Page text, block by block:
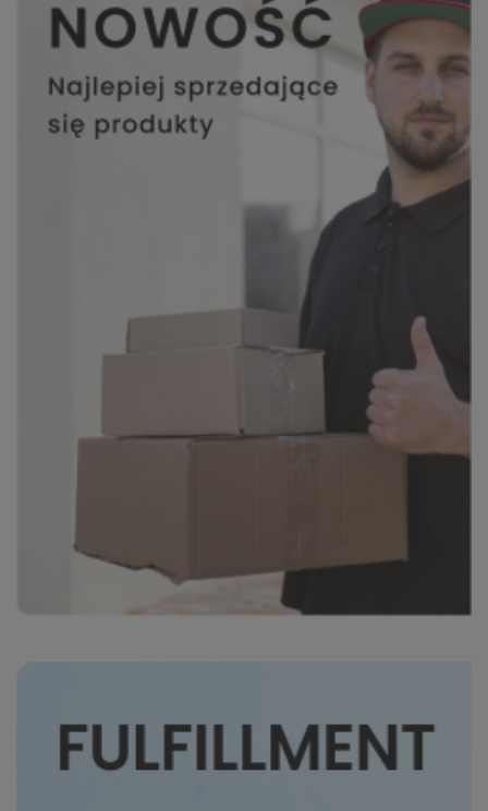
uprawnienia.
Działania DK INVESTMENT GROUP
Sp. z o.o. związane z
gromadzeniem i
przetwarzaniem wszelkich
danych są ukierunkowane na
pełnego bezpieczeństwa oraz
legalności przetwarzania na
poziomie odpowiednim do
obowiązującego w Polsce prawa
ochrony danych osobowych, w
tym Rozporządzenia
Parlamentu Europejskiego i
kwietnia 2016 r. w sprawie
danych osobowych i w sprawie
swobodnego przepływu takich
zewnętrzne linki umożliwiające
bezpośrednie dotarcie do
innych stron internetowych
Cookies w celu umożliwienia Ci
skorzystania ze zintegrowanych
funkcjonalności (np. Facebook,